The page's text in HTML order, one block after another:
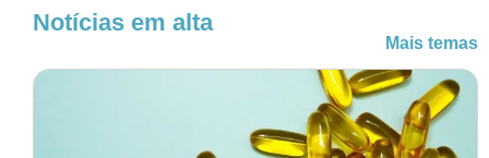
Notícias em alta
Mais temas